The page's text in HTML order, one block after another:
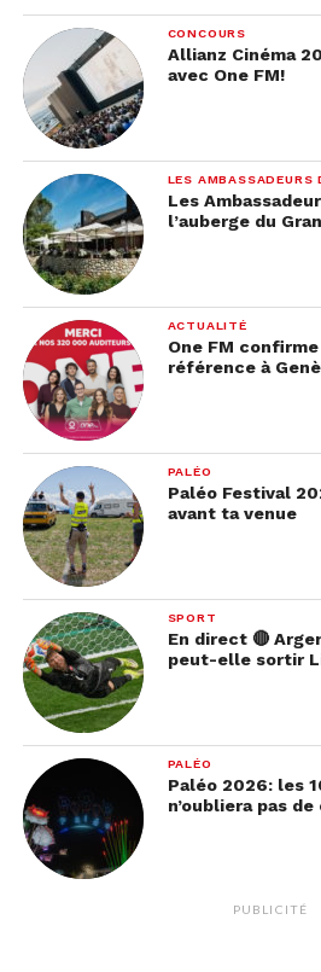
CONCOURS
Allianz Cinéma
avec One FM!
LES AMBASSADEURS
Les
l’auberge du
ACTUALITÉ
One FM
référence à
PALÉO
Paléo Festival
avant ta venue
SPORT
En direct 🔴
peut-elle sortir
PALÉO
Paléo 2026: les
n’oubliera pas
PUBLICITÉ